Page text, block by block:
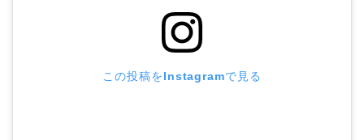
この投稿をInstagramで見る